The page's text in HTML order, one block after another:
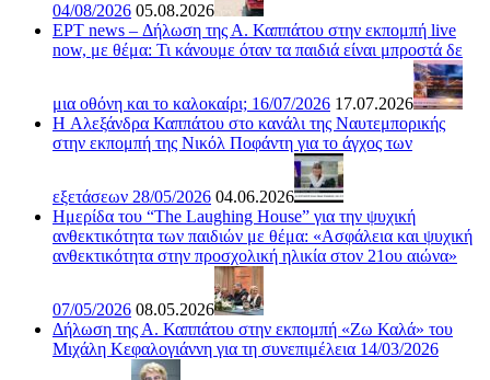
04/08/2026 05.08.2026
ΕΡΤ news – Δήλωση της Α. Καππάτου στην εκπομπή live
now, με θέμα: Τι κάνουμε όταν τα παιδιά είναι μπροστά δε
μια οθόνη και το καλοκαίρι; 16/07/2026 17.07.2026
H Αλεξάνδρα Καππάτου στο κανάλι της Ναυτεμπορικής
στην εκπομπή της Νικόλ Ποφάντη για το άγχος των
εξετάσεων 28/05/2026 04.06.2026
Ημερίδα του “The Laughing House” για την ψυχική
ανθεκτικότητα των παιδιών με θέμα: «Ασφάλεια και ψυχική
ανθεκτικότητα στην προσχολική ηλικία στον 21ου αιώνα»
07/05/2026 08.05.2026
Δήλωση της Α. Καππάτου στην εκπομπή «Ζω Καλά» του
Μιχάλη Κεφαλογιάννη για τη συνεπιμέλεια 14/03/2026